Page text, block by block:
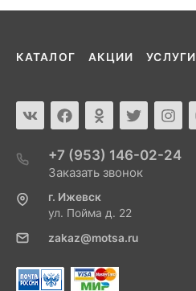
КАТАЛОГ АКЦИИ УСЛУГИ
+7 (953) 146-02-24
Заказать звонок
г. Ижевск
ул. Пойма д. 22
zakaz@motsa.ru